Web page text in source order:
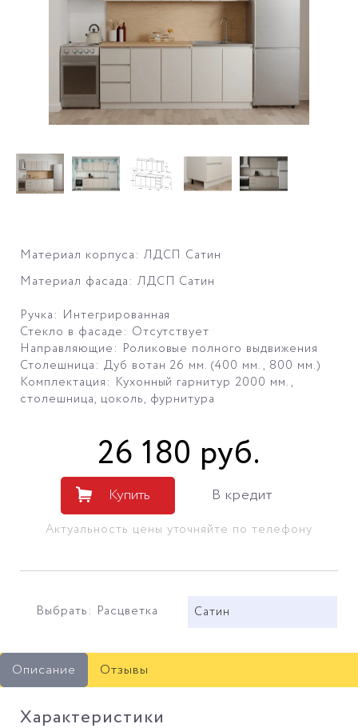
Материал корпуса: ЛДСП Сатин
Материал фасада: ЛДСП Сатин
Ручка: Интегрированная
Стекло в фасаде: Отсутствует
Направляющие: Роликовые полного выдвижения
Столешница: Дуб вотан 26 мм. (400 мм., 800 мм.)
Комплектация: Кухонный гарнитур 2000 мм.,
столешница, цоколь, фурнитура
26 180 руб.
Купить В кредит
Актуальность цены уточняйте по телефону
Выбрать: Расцветка Сатин
Описание Отзывы
Характеристики